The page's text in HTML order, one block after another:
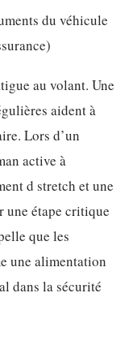
du véhicule
au volant. Une
aident à
Lors d’un
active à
d stretch et une
une étape critique
que les
une alimentation
dans la sécurité